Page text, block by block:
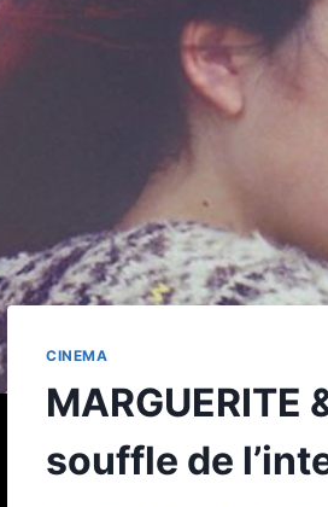
CINEMA
MARGUERITE
souffle de